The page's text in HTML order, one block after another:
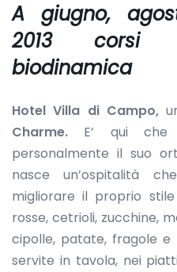
A giugno,
2013 corsi
biodinamica
Hotel Villa di Campo,
Charme. E’ qui che
personalmente il suo
nasce un’ospitalità
migliorare il proprio
rosse, cetrioli, zucchine,
cipolle, patate, fragole
servite in tavola, nei